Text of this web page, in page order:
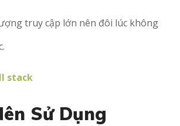
truy cập lớn nên đôi lúc không
Sử Dụng